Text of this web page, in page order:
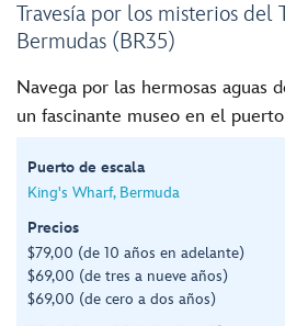
Travesía por los misterios del
Bermudas (BR35)
Navega por las hermosas aguas
un fascinante museo en el
Puerto de escala
King's Wharf, Bermuda
Precios
$79,00 (de 10 años en adelante)
$69,00 (de tres a nueve años)
$69,00 (de cero a dos años)